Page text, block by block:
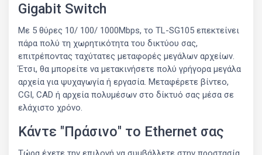
Gigabit Switch
Με 5 θύρες 10/ 100/ 1000Mbps, το TL-SG105 επεκτείνει
πάρα πολύ τη χωρητικότητα του δικτύου σας,
επιτρέποντας ταχύτατες μεταφορές μεγάλων αρχείων.
Έτσι, θα μπορείτε να μετακινήσετε πολύ γρήγορα μεγάλα
αρχεία για ψυχαγωγία ή εργασία. Μεταφέρετε βίντεο,
CGI, CAD ή αρχεία πολυμέσων στο δίκτυό σας μέσα σε
ελάχιστο χρόνο.
Κάντε "Πράσινο" το Ethernet σας